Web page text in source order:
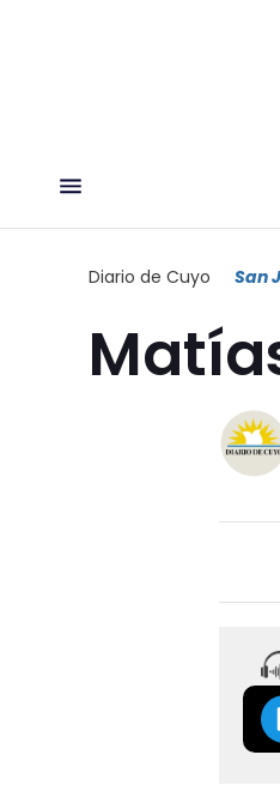
Diario de Cuyo San